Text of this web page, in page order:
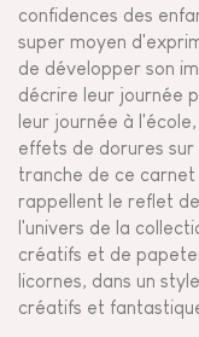
confidences des
super moyen
de développer son
décrire leur journée
leur journée à
effets de dorures
tranche de ce
rappellent le reflet
l'univers de la
créatifs et de
licornes, dans un
créatifs et